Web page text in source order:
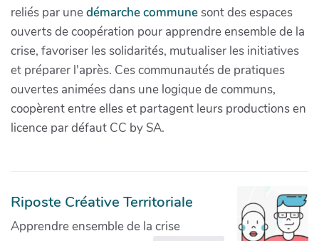
reliés par unedémarche communesont des espaces
ouverts de coopération pour apprendre ensemble de la
crise, favoriser les solidarités, mutualiser les initiatives
et préparer l'après. Ces communautés de pratiques
ouvertes animées dans une logique de communs,
coopèrent entre elles et partagent leurs productions en
licence par défaut CC by SA.
Riposte Créative Territoriale
Apprendre ensemble de la crise